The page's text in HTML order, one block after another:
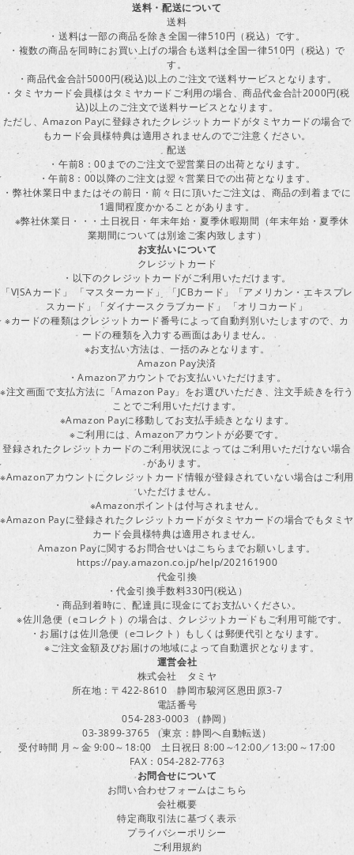
送料・配送について
送料
・送料は一部の商品を除き全国一律510円（税込）です。
・複数の商品を同時にお買い上げの場合も送料は全国一律510円（税込）で
す。
・商品代金合計5000円(税込)以上のご注文で送料サービスとなります。
・タミヤカード会員様はタミヤカードご利用の場合、商品代金合計2000円(税
込)以上のご注文で送料サービスとなります。
ただし、Amazon Payに登録されたクレジットカードがタミヤカードの場合で
もカード会員様特典は適用されませんのでご注意ください。
配送
・午前8：00までのご注文で翌営業日の出荷となります。
・午前8：00以降のご注文は翌々営業日での出荷となります。
・弊社休業日中またはその前日・前々日に頂いたご注文は、商品の到着までに
1週間程度かかることがあります。
※弊社休業日・・・土日祝日・年末年始・夏季休暇期間（年末年始・夏季休
業期間については別途ご案内致します）
お支払いについて
クレジットカード
・以下のクレジットカードがご利用いただけます。
「VISAカード」 「マスターカード」 「JCBカード」「アメリカン・エキスプレ
スカード」「ダイナースクラブカード」 「オリコカード」
※カードの種類はクレジットカード番号によって自動判別いたしますので、カ
ードの種類を入力する画面はありません。
※お支払い方法は、一括のみとなります。
Amazon Pay決済
・Amazonアカウントでお支払いいただけます。
※注文画面で支払方法に「Amazon Pay」をお選びいただき、注文手続きを行う
ことでご利用いただけます。
※Amazon Payに移動してお支払手続きとなります。
※ご利用には、Amazonアカウントが必要です。
登録されたクレジットカードのご利用状況によってはご利用いただけない場合
があります。
※Amazonアカウントにクレジットカード情報が登録されていない場合はご利用
いただけません。
※Amazonポイントは付与されません。
※Amazon Payに登録されたクレジットカードがタミヤカードの場合でもタミヤ
カード会員様特典は適用されません。
Amazon Payに関するお問合せいはこちらまでお願いします。
https://pay.amazon.co.jp/help/202161900
代金引換
・代金引換手数料330円(税込）
・商品到着時に、配達員に現金にてお支払いください。
※佐川急便（eコレクト）の場合は、クレジットカードもご利用可能です。
・お届けは佐川急便（eコレクト）もしくは郵便代引となります。
※ご注文金額及びお届けの地域によって自動選択となります。
運営会社
株式会社 タミヤ
所在地：〒422-8610 静岡市駿河区恩田原3-7
電話番号
054-283-0003 （静岡）
03-3899-3765 （東京：静岡へ自動転送）
受付時間 月～金 9:00～18:00 土日祝日 8:00～12:00／13:00～17:00
FAX：054-282-7763
お問合せについて
お問い合わせフォームはこちら
会社概要
特定商取引法に基づく表示
プライバシーポリシー
ご利用規約